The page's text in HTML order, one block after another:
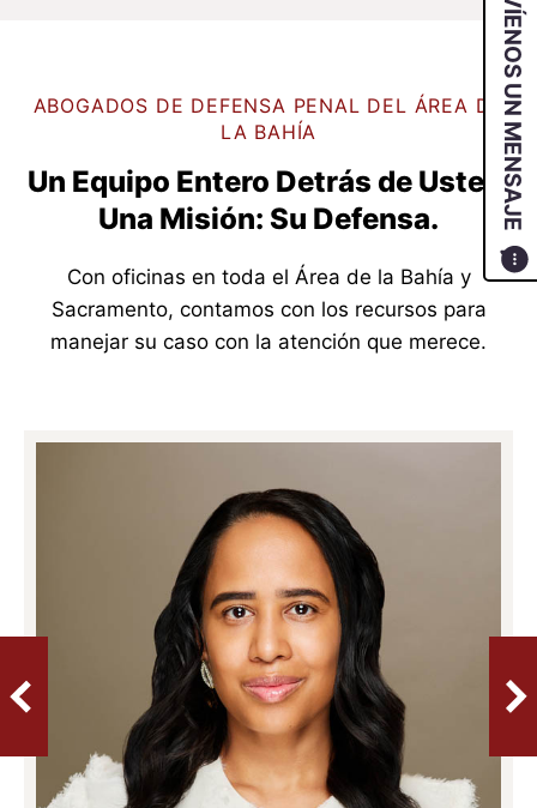
ENVÍENOS UN MENSAJE
ABOGADOS DE DEFENSA PENAL DEL ÁREA DE
LA BAHÍA
Un Equipo Entero Detrás de Usted.
Una Misión: Su Defensa.
Con oficinas en toda el Área de la Bahía y
Sacramento, contamos con los recursos para
manejar su caso con la atención que merece.